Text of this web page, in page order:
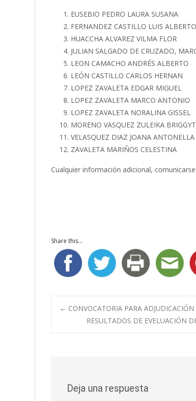
EUSEBIO PEDRO LAURA SUSANA
FERNANDEZ CASTILLO LUIS ALBERTO
HUACCHA ALVAREZ VILMA FLOR
JULIAN SALGADO DE CRUZADO,
LEON CAMACHO ANDRÉS ALBERTO
LEÓN CASTILLO CARLOS HERNAN
LOPEZ ZAVALETA EDGAR MIGUEL
LOPEZ ZAVALETA MARCO ANTONIO
LOPEZ ZAVALETA NORALINA GISSEL
MORENO VASQUEZ ZULEIKA
VELASQUEZ DIAZ JOANA ANTONELLA
ZAVALETA MARIÑOS CELESTINA
Cualquier información adicional,
Share this...
Navegación
entradas
← CONVOCATORIA PARA
RESULTADOS DE EVELUACIÓN
Deja una respuesta